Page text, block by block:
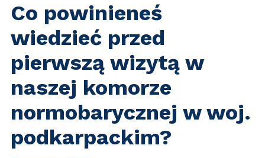
Co powinieneś
wiedzieć przed
pierwszą wizytą w
naszej komorze
normobarycznej w woj.
podkarpackim?